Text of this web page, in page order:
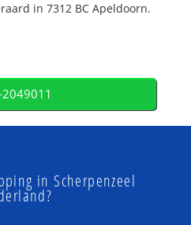
in 7312 BC Apeldoorn.
in Scherpenzeel